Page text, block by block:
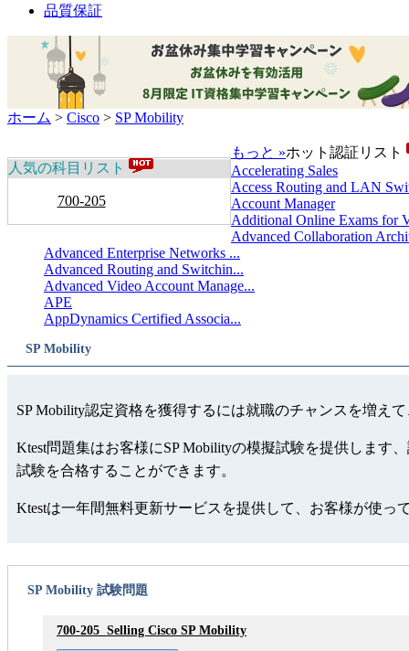
品質保証
ホーム > Cisco > SP Mobility
人気の科目リスト
700-205
もっと »ホット認証リスト
Accelerating Sales
Access Routing and LAN
Account Manager
Additional Online Exams for
Advanced Collaboration
Advanced Enterprise Networks ...
Advanced Routing and Switchin...
Advanced Video Account Manage...
APE
AppDynamics Certified Associa...
SP Mobility
SP Mobility認定資格を獲得するには就職のチャンスを増え
Ktest問題集はお客様にSP Mobilityの模擬試験を提供します
試験を合格することができます。
Ktestは一年間無料更新サービスを提供して、お客様が使っ
SP Mobility 試験問題
700-205 Selling Cisco SP Mobility